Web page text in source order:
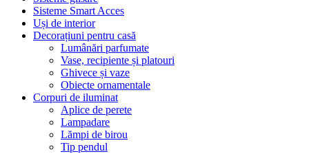
Sisteme Smart Acces
Uși de interior
Decorațiuni pentru casă
Lumânări parfumate
Vase, recipiente și platouri
Ghivece și vaze
Obiecte ornamentale
Corpuri de iluminat
Aplice de perete
Lampadare
Lămpi de birou
Tip pendul